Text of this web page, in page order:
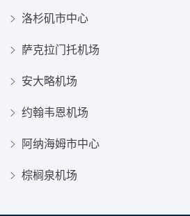
洛杉矶市中心
萨克拉门托机场
安大略机场
约翰韦恩机场
阿纳海姆市中心
棕榈泉机场